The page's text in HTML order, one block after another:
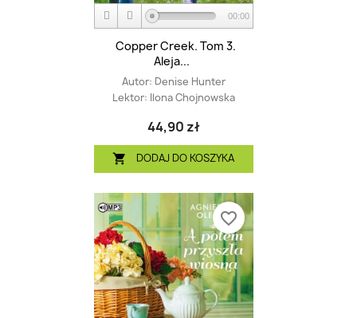
00:00
Copper Creek. Tom 3.
Aleja...
Autor: Denise Hunter
Lektor: Ilona Chojnowska
44,90 zł
 DODAJ DO KOSZYKA
favorite_border